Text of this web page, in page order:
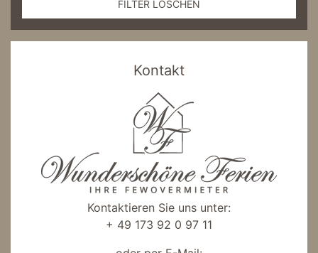
FILTER LÖSCHEN
Kontakt
Kontaktieren Sie uns unter:
+ 49 173 92 0 97 11